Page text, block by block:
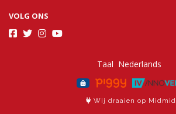
VOLG ONS
Taal
Wij draaien op Midmid